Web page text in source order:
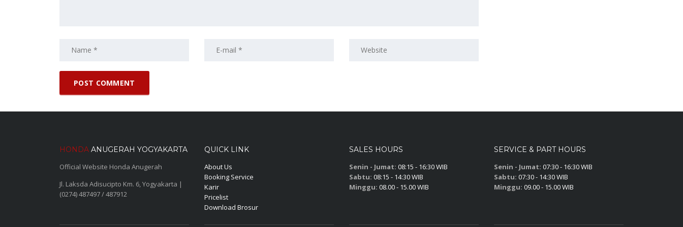
HONDA ANUGERAH YOGYAKARTA
Official Website Honda Anugerah
Jl. Laksda Adisucipto Km. 6, Yogyakarta |
(0274) 487497 / 487912
QUICK LINK
About Us
Booking Service
Karir
Pricelist
Download Brosur
SALES HOURS
Senin - Jumat: 08:15 - 16:30 WIB
Sabtu: 08:15 - 14:30 WIB
Minggu: 08.00 - 15.00 WIB
SERVICE & PART HOURS
Senin - Jumat: 07:30 - 16:30 WIB
Sabtu: 07:30 - 14:30 WIB
Minggu: 09.00 - 15.00 WIB